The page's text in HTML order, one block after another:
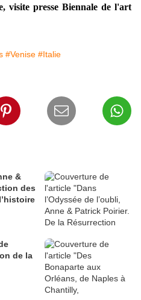
visite presse Biennale de l'art
#Venise #Italie
&
des
de la